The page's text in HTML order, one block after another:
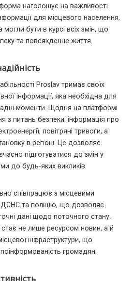
наголошує на важливості
для місцевого населення,
бути в курсі всіх змін, що
та повсякденне життя.
Proslav тримає своїх
інформації, яка необхідна для
моменти. Щодня на платформі
з питань безпеки: інформація про
повітряні тривоги, а
в регіоні. Це дозволяє
підготуватися до змін у
до будь-яких викликів.
співпрацює з місцевими
та поліцію, що дозволяє
дані щодо поточного стану.
не лише ресурсом новин, а й
інфраструктури, що
громадян.